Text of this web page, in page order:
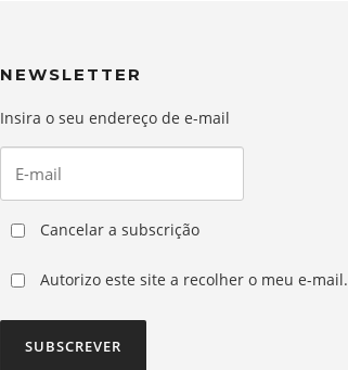
NEWSLETTER
Insira o seu endereço de e-mail
Cancelar a subscrição
Autorizo este site a recolher o meu e-mail.